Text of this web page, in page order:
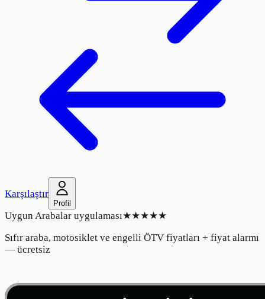
Karşılaştır
Profil
Uygun Arabalar uygulaması★★★★★
Sıfır araba, motosiklet ve engelli ÖTV fiyatları + fiyat alarmı
— ücretsiz